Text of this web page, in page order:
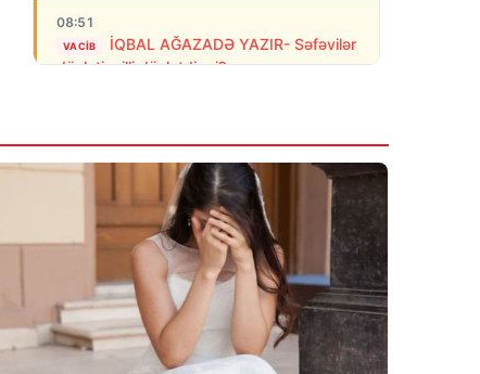
08:51
VACIB
İQBAL AĞAZADƏ YAZIR- Səfəvilər
dövləti milli dövlətdirmi?
“Artsax”ın bayrağını müsadirə etdi və…
8 Avqust 2026
07:27
Rusiya Kiyevə PUA-larla hücum edib: 3
nəfər ölüb, dağıntılar var
8 Avqust 2026